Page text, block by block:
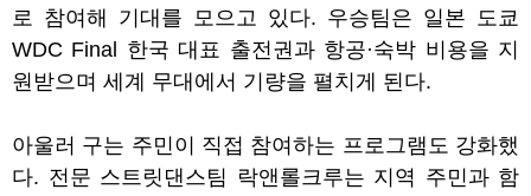
로 참여해 기대를 모으고 있다. 우승팀은 일본 도쿄
WDC Final 한국 대표 출전권과 항공·숙박 비용을 지
원받으며 세계 무대에서 기량을 펼치게 된다.
아울러 구는 주민이 직접 참여하는 프로그램도 강화했
다. 전문 스트릿댄스팀 락앤롤크루는 지역 주민과 함